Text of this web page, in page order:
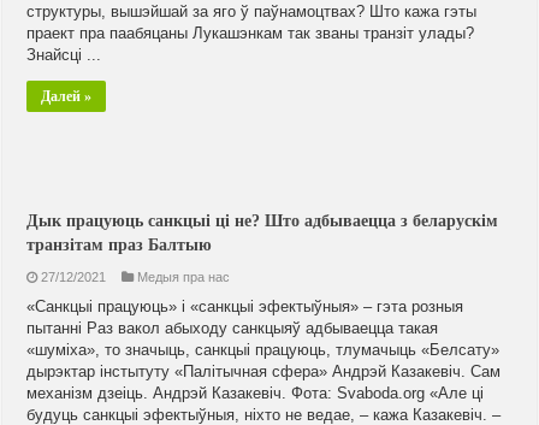
структуры, вышэйшай за яго ў паўнамоцтвах? Што кажа гэты
праект пра паабяцаны Лукашэнкам так званы транзіт улады?
Знайсці ...
Далей »
Дык працуюць санкцыі ці не? Што адбываецца з беларускім
транзітам праз Балтыю
27/12/2021 Медыя пра нас
«Санкцыі працуюць» і «санкцыі эфектыўныя» – гэта розныя
пытанні Раз вакол абыходу санкцыяў адбываецца такая
«шуміха», то значыць, санкцыі працуюць, тлумачыць «Белсату»
дырэктар інстытуту «Палітычная сфера» Андрэй Казакевіч. Сам
механізм дзеіць. Андрэй Казакевіч. Фота: Svaboda.org «Але ці
будуць санкцыі эфектыўныя, ніхто не ведае, – кажа Казакевіч. –